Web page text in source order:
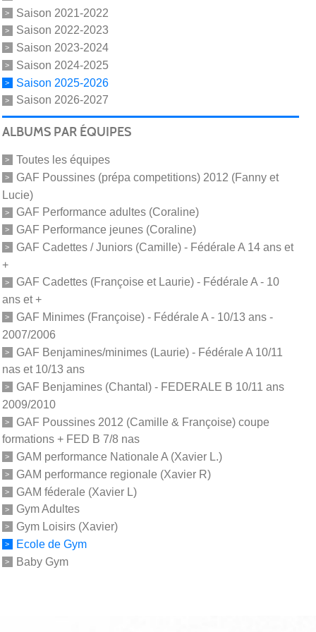
Saison 2021-2022
Saison 2022-2023
Saison 2023-2024
Saison 2024-2025
Saison 2025-2026
Saison 2026-2027
ALBUMS PAR ÉQUIPES
Toutes les équipes
GAF Poussines (prépa competitions) 2012 (Fanny et
Lucie)
GAF Performance adultes (Coraline)
GAF Performance jeunes (Coraline)
GAF Cadettes / Juniors (Camille) - Fédérale A 14 ans et
+
GAF Cadettes (Françoise et Laurie) - Fédérale A - 10
ans et +
GAF Minimes (Françoise) - Fédérale A - 10/13 ans -
2007/2006
GAF Benjamines/minimes (Laurie) - Fédérale A 10/11
nas et 10/13 ans
GAF Benjamines (Chantal) - FEDERALE B 10/11 ans
2009/2010
GAF Poussines 2012 (Camille & Françoise) coupe
formations + FED B 7/8 nas
GAM performance Nationale A (Xavier L.)
GAM performance regionale (Xavier R)
GAM féderale (Xavier L)
Gym Adultes
Gym Loisirs (Xavier)
Ecole de Gym
Baby Gym